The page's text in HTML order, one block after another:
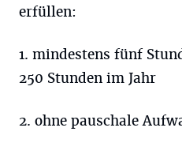
erfüllen:
1. mindestens fünf
250 Stunden im Jahr
2. ohne pauschale